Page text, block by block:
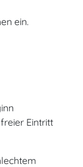
ein.
Eintritt